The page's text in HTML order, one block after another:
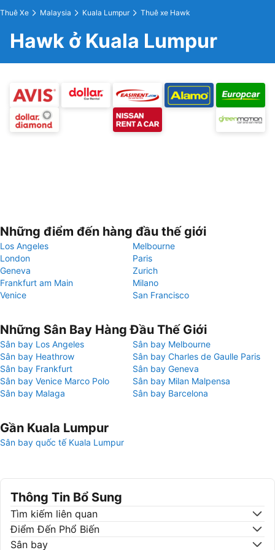
Thuê Xe Malaysia Kuala Lumpur Thuê xe Hawk
Hawk ở Kuala Lumpur
Những điểm đến hàng đầu thế giới
Los Angeles
Melbourne
London
Paris
Geneva
Zurich
Frankfurt am Main
Milano
Venice
San Francisco
Những Sân Bay Hàng Đầu Thế Giới
Sân bay Los Angeles
Sân bay Melbourne
Sân bay Heathrow
Sân bay Charles de Gaulle Paris
Sân bay Frankfurt
Sân bay Geneva
Sân bay Venice Marco Polo
Sân bay Milan Malpensa
Sân bay Malaga
Sân bay Barcelona
Gần Kuala Lumpur
Sân bay quốc tế Kuala Lumpur
Thông Tin Bổ Sung
Tìm kiếm liên quan
Điểm Đến Phổ Biến
Sân bay